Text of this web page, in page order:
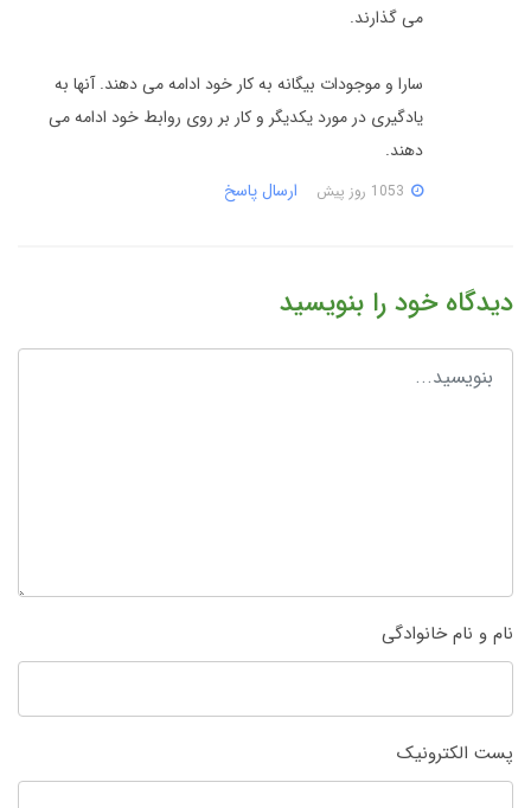
می گذارند.
سارا و موجودات بیگانه به کار خود ادامه می دهند. آنها به
یادگیری در مورد یکدیگر و کار بر روی روابط خود ادامه می
دهند.
ارسال پاسخ
دیدگاه خود را بنویسید
نام و نام خانوادگی
پست الکترونیک